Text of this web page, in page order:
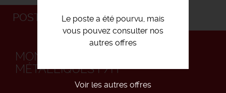
Le poste a été pourvu, mais
vous pouvez consulter nos
autres offres
Voir les autres offres
POSTULEZ
MONTEUR CHARPENTES
MÉTALLIQUES F/H